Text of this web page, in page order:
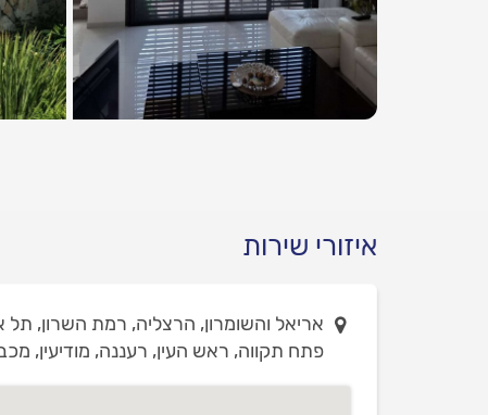
איזורי שירות
אריאל והשומרון, הרצליה, רמת השרון,
פתח תקווה, ראש העין, רעננה, מודיעין,